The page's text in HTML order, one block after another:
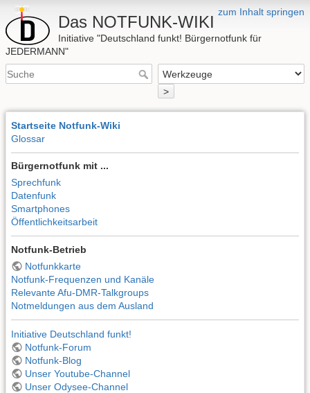
zum Inhalt springen
Das NOTFUNK-WIKI
Initiative "Deutschland funkt! Bürgernotfunk für
JEDERMANN"
>
Startseite Notfunk-Wiki
Glossar
Bürgernotfunk mit ...
Sprechfunk
Datenfunk
Smartphones
Öffentlichkeitsarbeit
Notfunk-Betrieb
Notfunkkarte
Notfunk-Frequenzen und Kanäle
Relevante Afu-DMR-Talkgroups
Notmeldungen aus dem Ausland
Initiative Deutschland funkt!
Notfunk-Forum
Notfunk-Blog
Unser Youtube-Channel
Unser Odysee-Channel